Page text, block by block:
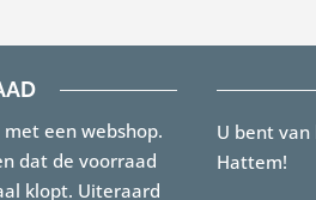
een webshop.
dat de voorraad
klopt. Uiteraard
U bent
Hattem!